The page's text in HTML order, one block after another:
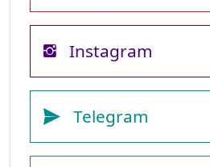
Instagram
Telegram